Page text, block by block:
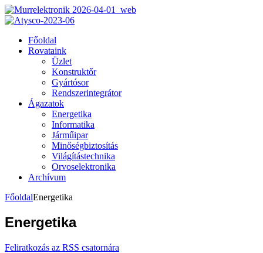
Főoldal
Rovataink
Üzlet
Konstruktőr
Gyártósor
Rendszerintegrátor
Ágazatok
Energetika
Informatika
Járműipar
Minőségbiztosítás
Világítástechnika
Orvoselektronika
Archívum
FőoldalEnergetika
Energetika
Feliratkozás az RSS csatornára